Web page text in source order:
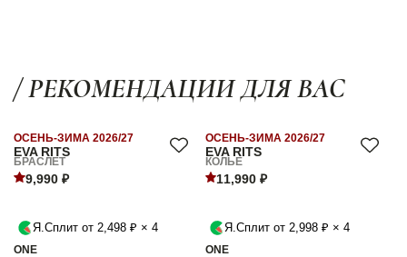
/ РЕКОМЕНДАЦИИ ДЛЯ ВАС
EVA RITS
ОСЕНЬ-ЗИМА 2026/27
БРАСЛЕТ
9,990 ₽
Я.Сплит от 2,498 ₽ × 4
ONE
EVA RITS
ОСЕНЬ-ЗИМА 2026/27
КОЛЬЕ
11,990 ₽
Я.Сплит от 2,998 ₽ × 4
ONE